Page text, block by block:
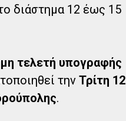
διάστημα 12 έως 15
τελετή υπογραφής
την Τρίτη 12
.